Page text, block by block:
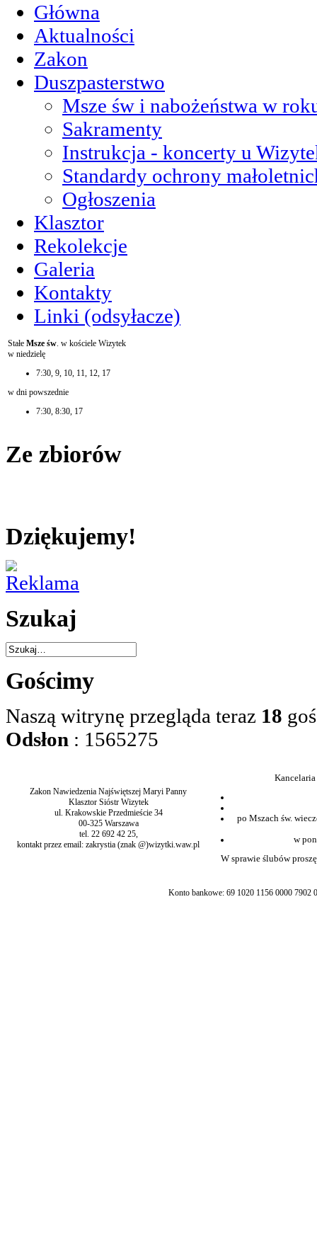
Główna
Aktualności
Zakon
Duszpasterstwo
Msze św i nabożeństwa w
Sakramenty
Instrukcja - koncerty u
Standardy ochrony
Ogłoszenia
Klasztor
Rekolekcje
Galeria
Kontakty
Linki (odsyłacze)
Stałe Msze św. w kościele Wizytek
w niedzielę
7:30, 9, 10, 11, 12, 17
w dni powszednie
7:30, 8:30, 17
Ze zbiorów
Dziękujemy!
Szukaj
Gościmy
Naszą witrynę przegląda teraz 18
Odsłon : 1565275
Zakon Nawiedzenia Najświętszej Maryi Panny
Klasztor Sióstr Wizytek
ul. Krakowskie Przedmieście 34
00-325 Warszawa
tel. 22 692 42 25,
kontakt przez email: zakrystia (znak @)wizytki.waw.pl
po Mszach św.
w
W sprawie ślubów
Konto bankowe: 69 1020 1156 0000 7902